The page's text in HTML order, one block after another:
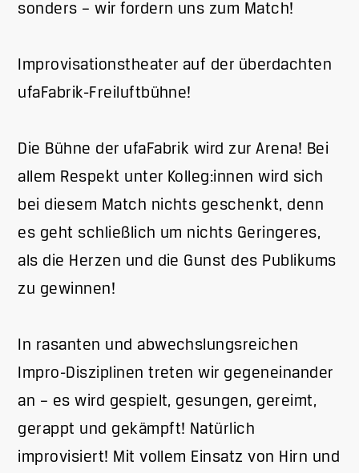
sonders – wir fordern uns zum Match!
Improvisationstheater auf der überdachten
ufaFabrik-Freiluftbühne!
Die Bühne der ufaFabrik wird zur Arena! Bei
allem Respekt unter Kolleg:innen wird sich
bei diesem Match nichts geschenkt, denn
es geht schließlich um nichts Geringeres,
als die Herzen und die Gunst des Publikums
zu gewinnen!
In rasanten und abwechslungsreichen
Impro-Disziplinen treten wir gegeneinander
an – es wird gespielt, gesungen, gereimt,
gerappt und gekämpft! Natürlich
improvisiert! Mit vollem Einsatz von Hirn und